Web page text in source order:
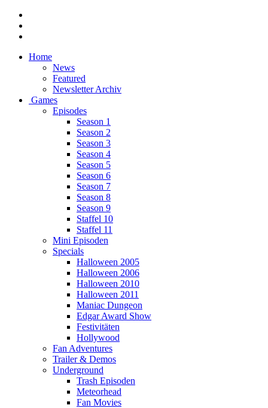
Home
News
Featured
Newsletter Archiv
Games
Episodes
Season 1
Season 2
Season 3
Season 4
Season 5
Season 6
Season 7
Season 8
Season 9
Staffel 10
Staffel 11
Mini Episoden
Specials
Halloween 2005
Halloween 2006
Halloween 2010
Halloween 2011
Maniac Dungeon
Edgar Award Show
Festivitäten
Hollywood
Fan Adventures
Trailer & Demos
Underground
Trash Episoden
Meteorhead
Fan Movies